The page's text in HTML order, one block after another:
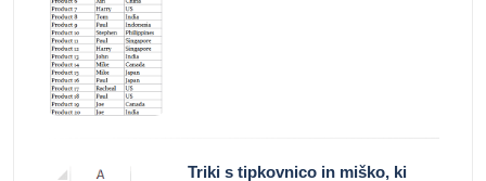
Triki s tipkovnico in miško, ki